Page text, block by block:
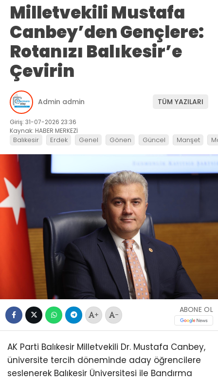
Milletvekili Mustafa
Canbey’den Gençlere:
Rotanızı Balıkesir’e
Çevirin
Admin admin TÜM YAZILARI
Giriş: 31-07-2026 23:36
Kaynak: HABER MERKEZİ
Balıkesir Erdek Genel Gönen Güncel Manşet
+ -
ABONE OL
AK Parti Balıkesir Milletvekili Dr. Mustafa Canbey,
üniversite tercih döneminde aday öğrencilere
seslenerek Balıkesir Üniversitesi ile Bandırma